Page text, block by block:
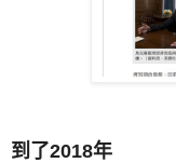
到了2018年